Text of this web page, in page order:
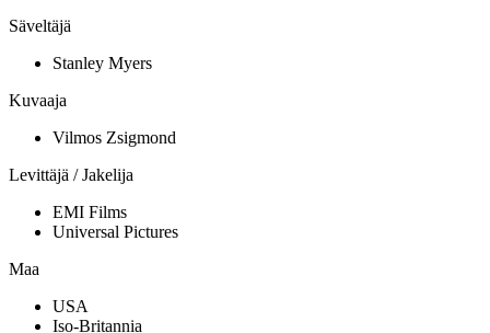
Säveltäjä
Stanley Myers
Kuvaaja
Vilmos Zsigmond
Levittäjä / Jakelija
EMI Films
Universal Pictures
Maa
USA
Iso-Britannia